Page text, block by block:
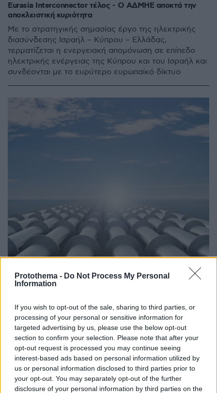
Protothema - Do Not Process My Personal
Information
If you wish to opt-out of the sale, sharing to third parties, or
processing of your personal or sensitive information for
targeted advertising by us, please use the below opt-out
section to confirm your selection. Please note that after your
opt-out request is processed you may continue seeing
interest-based ads based on personal information utilized by
us or personal information disclosed to third parties prior to
your opt-out. You may separately opt-out of the further
disclosure of your personal information by third parties on the
Eurasia Interconnector τέλος - Ο ΑΔΜΗΕ αποκτά την
αποκλειστική κυριότητα
Με το στρατηγικής σημασίας έργο της ηλεκτρικής
διασύνδεσης Ισραήλ – Κύπρου – Ελλάδας,
τερματίζεται η ενεργειακή απομόνωση σε επίπεδο
ηλεκτρικής ενέργειας της Κύπρου και του Ισραήλ και
συνδέονται με το ευρύτερο ευρωπαϊκό δίκτυο
Συμφωνία για είσοδο του ΑΔΜΗΕ στην ηλεκτρική
διασύνδεσης Ελλάδας - Κύπρου – Ισραήλ
Ο ΑΔΜΗΕ θα μπει με ποσοστό 25% στο μετοχικό
κεφάλαιο της EuroAsia Interconnector – Το έργο θα
είναι η μεγαλύτερη υποθαλάσσια ηλεκτρική
διασύνδεση του κόσμου
29.06.2023, 18:08